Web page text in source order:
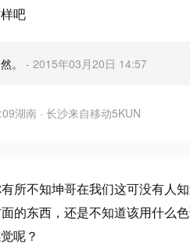
吧
然。- 2015年03月20日 14:57
湖南 · 长沙来自移动5KUN
有所不知坤哥在我们这可没有人
的东西，还是不知道该用什么
呢？